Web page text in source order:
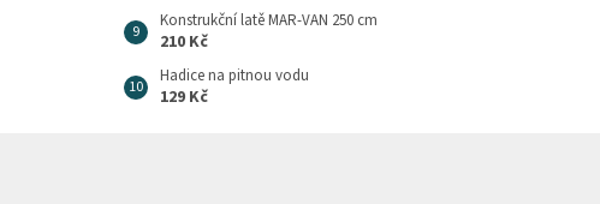
Konstrukční latě MAR-VAN 250 cm
210 Kč
Hadice na pitnou vodu
129 Kč